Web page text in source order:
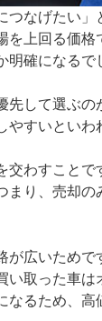
つなげたい」
を上回る価格
確になるで
して選ぶの
すいといわ
交わすことで
まり、売却の
が広いためで
い取った車は
なるため、高